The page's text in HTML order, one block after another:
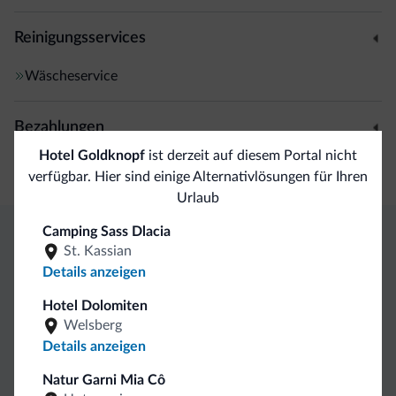
Reinigungsservices
Wäscheservice
Bezahlungen
Kreditkarten
Hotel Goldknopf ist derzeit auf diesem Portal nicht
verfügbar. Hier sind einige Alternativlösungen für Ihren
Urlaub
Camping Sass Dlacia
St. Kassian
Details anzeigen
Hotel Dolomiten
Welsberg
Details anzeigen
Natur Garni Mia Cô
Exklusive Vorteile von Dolomiti.it
Direkter
Kontakt